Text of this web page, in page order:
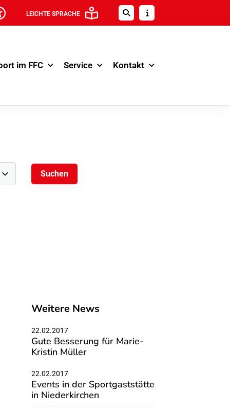
LEICHTE SPRACHE
im FFC Service Kontakt
Weitere News
22.02.2017
Gute Besserung für Marie-
Kristin Müller
22.02.2017
Events in der Sportgaststätte
in Niederkirchen